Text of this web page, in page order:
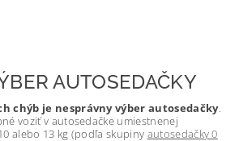
AUTOSEDAČKY
chýb je nesprávny výber autosedačky.
voziť v autosedačke umiestnenej
alebo 13 kg (podľa skupiny autosedačky 0